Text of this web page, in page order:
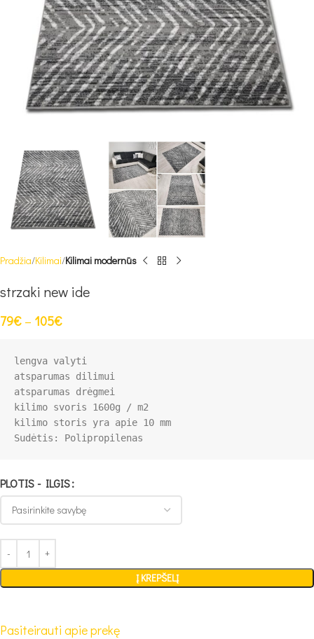
Pradžia Kilimai Kilimai modernūs
strzaki new ide
79€ – 105€
lengva valyti
atsparumas dilimui
atsparumas drėgmei
kilimo svoris 1600g / m2
PLOTIS - ILGIS
Į KREPŠELĮ
Pasiteirauti apie prekę